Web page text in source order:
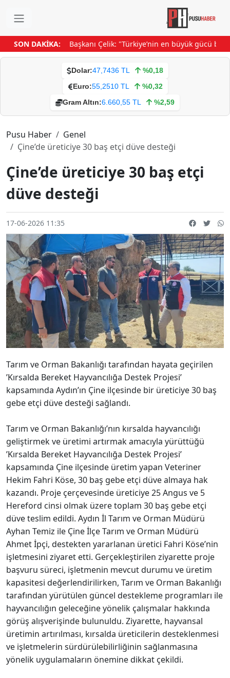
SON DAKİKA:
TÜRKYED Başkanı Çelik: "Türkiye’nin en büyük gücü
Dolar:47,7436 TL
%0,18
Euro:55,2510 TL
%0,32
Gram Altın:6.660,55 TL %2,59
Pusu Haber
Genel
Çine’de üreticiye 30 baş etçi düve desteği
Çine’de üreticiye 30 baş etçi
düve desteği
17-06-2026 11:35
Tarım ve Orman Bakanlığı tarafından hayata geçirilen
’Kırsalda Bereket Hayvancılığa Destek Projesi’
kapsamında Aydın’ın Çine ilçesinde bir üreticiye 30 baş
gebe etçi düve desteği sağlandı.
Tarım ve Orman Bakanlığı’nın kırsalda hayvancılığı
geliştirmek ve üretimi artırmak amacıyla yürüttüğü
’Kırsalda Bereket Hayvancılığa Destek Projesi’
kapsamında Çine ilçesinde üretim yapan Veteriner
Hekim Fahri Köse, 30 baş gebe etçi düve almaya hak
kazandı. Proje çerçevesinde üreticiye 25 Angus ve 5
Hereford cinsi olmak üzere toplam 30 baş gebe etçi
düve teslim edildi. Aydın İl Tarım ve Orman Müdürü
Ayhan Temiz ile Çine İlçe Tarım ve Orman Müdürü
Ahmet İpçi, destekten yararlanan üretici Fahri Köse’nin
işletmesini ziyaret etti. Gerçekleştirilen ziyarette proje
başvuru süreci, işletmenin mevcut durumu ve üretim
kapasitesi değerlendirilirken, Tarım ve Orman Bakanlığı
tarafından yürütülen güncel destekleme programları ile
hayvancılığın geleceğine yönelik çalışmalar hakkında
görüş alışverişinde bulunuldu. Ziyarette, hayvansal
üretimin artırılması, kırsalda üreticilerin desteklenmesi
ve işletmelerin sürdürülebilirliğinin sağlanmasına
yönelik uygulamaların önemine dikkat çekildi.